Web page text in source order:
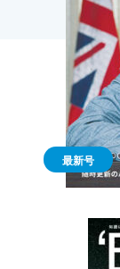
最新号